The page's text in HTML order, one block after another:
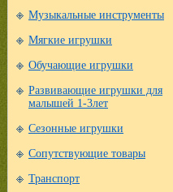
Музыкальные инструменты
Мягкие игрушки
Обучающие игрушки
Развивающие игрушки для
малышей 1-3лет
Сезонные игрушки
Сопутствующие товары
Транспорт